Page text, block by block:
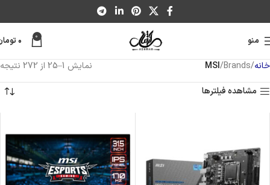
منو 0 ۰
خانه Brands
MSI
نمایش 1–25 از 272 نتیجه
مشاهده فیلترها